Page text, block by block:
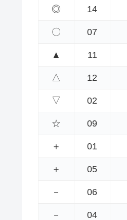
◎ 14
〇 07
▲ 11
△ 12
▽ 02
☆ 09
＋ 01
＋ 05
－ 06
－ 04